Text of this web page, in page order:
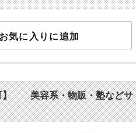
お気に入りに追加
】 美容系・物販・塾などサ